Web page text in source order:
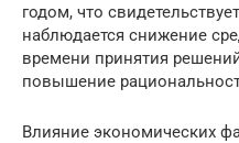
годом, что
наблюдается снижение
времени принятия
повышение
Влияние экономических